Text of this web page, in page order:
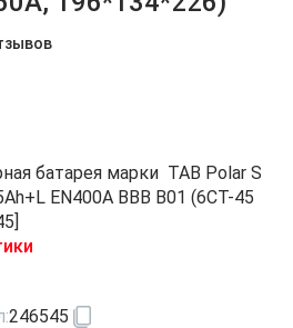
батарея марки TAB Polar S
EN400A BBB B01 (6СТ-45
246545